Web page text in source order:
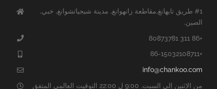
#1 طريق تايهانغ,مقاطعة زانهوانغ, مدينة شيجياتشوانغ, خبي,
الصين.
+86 311 80873781
+86-15032108711
info@chankoo.com
من الإثنين إلى السبت. 9:00 ل 22:00 التوقيت العالمي المتفق